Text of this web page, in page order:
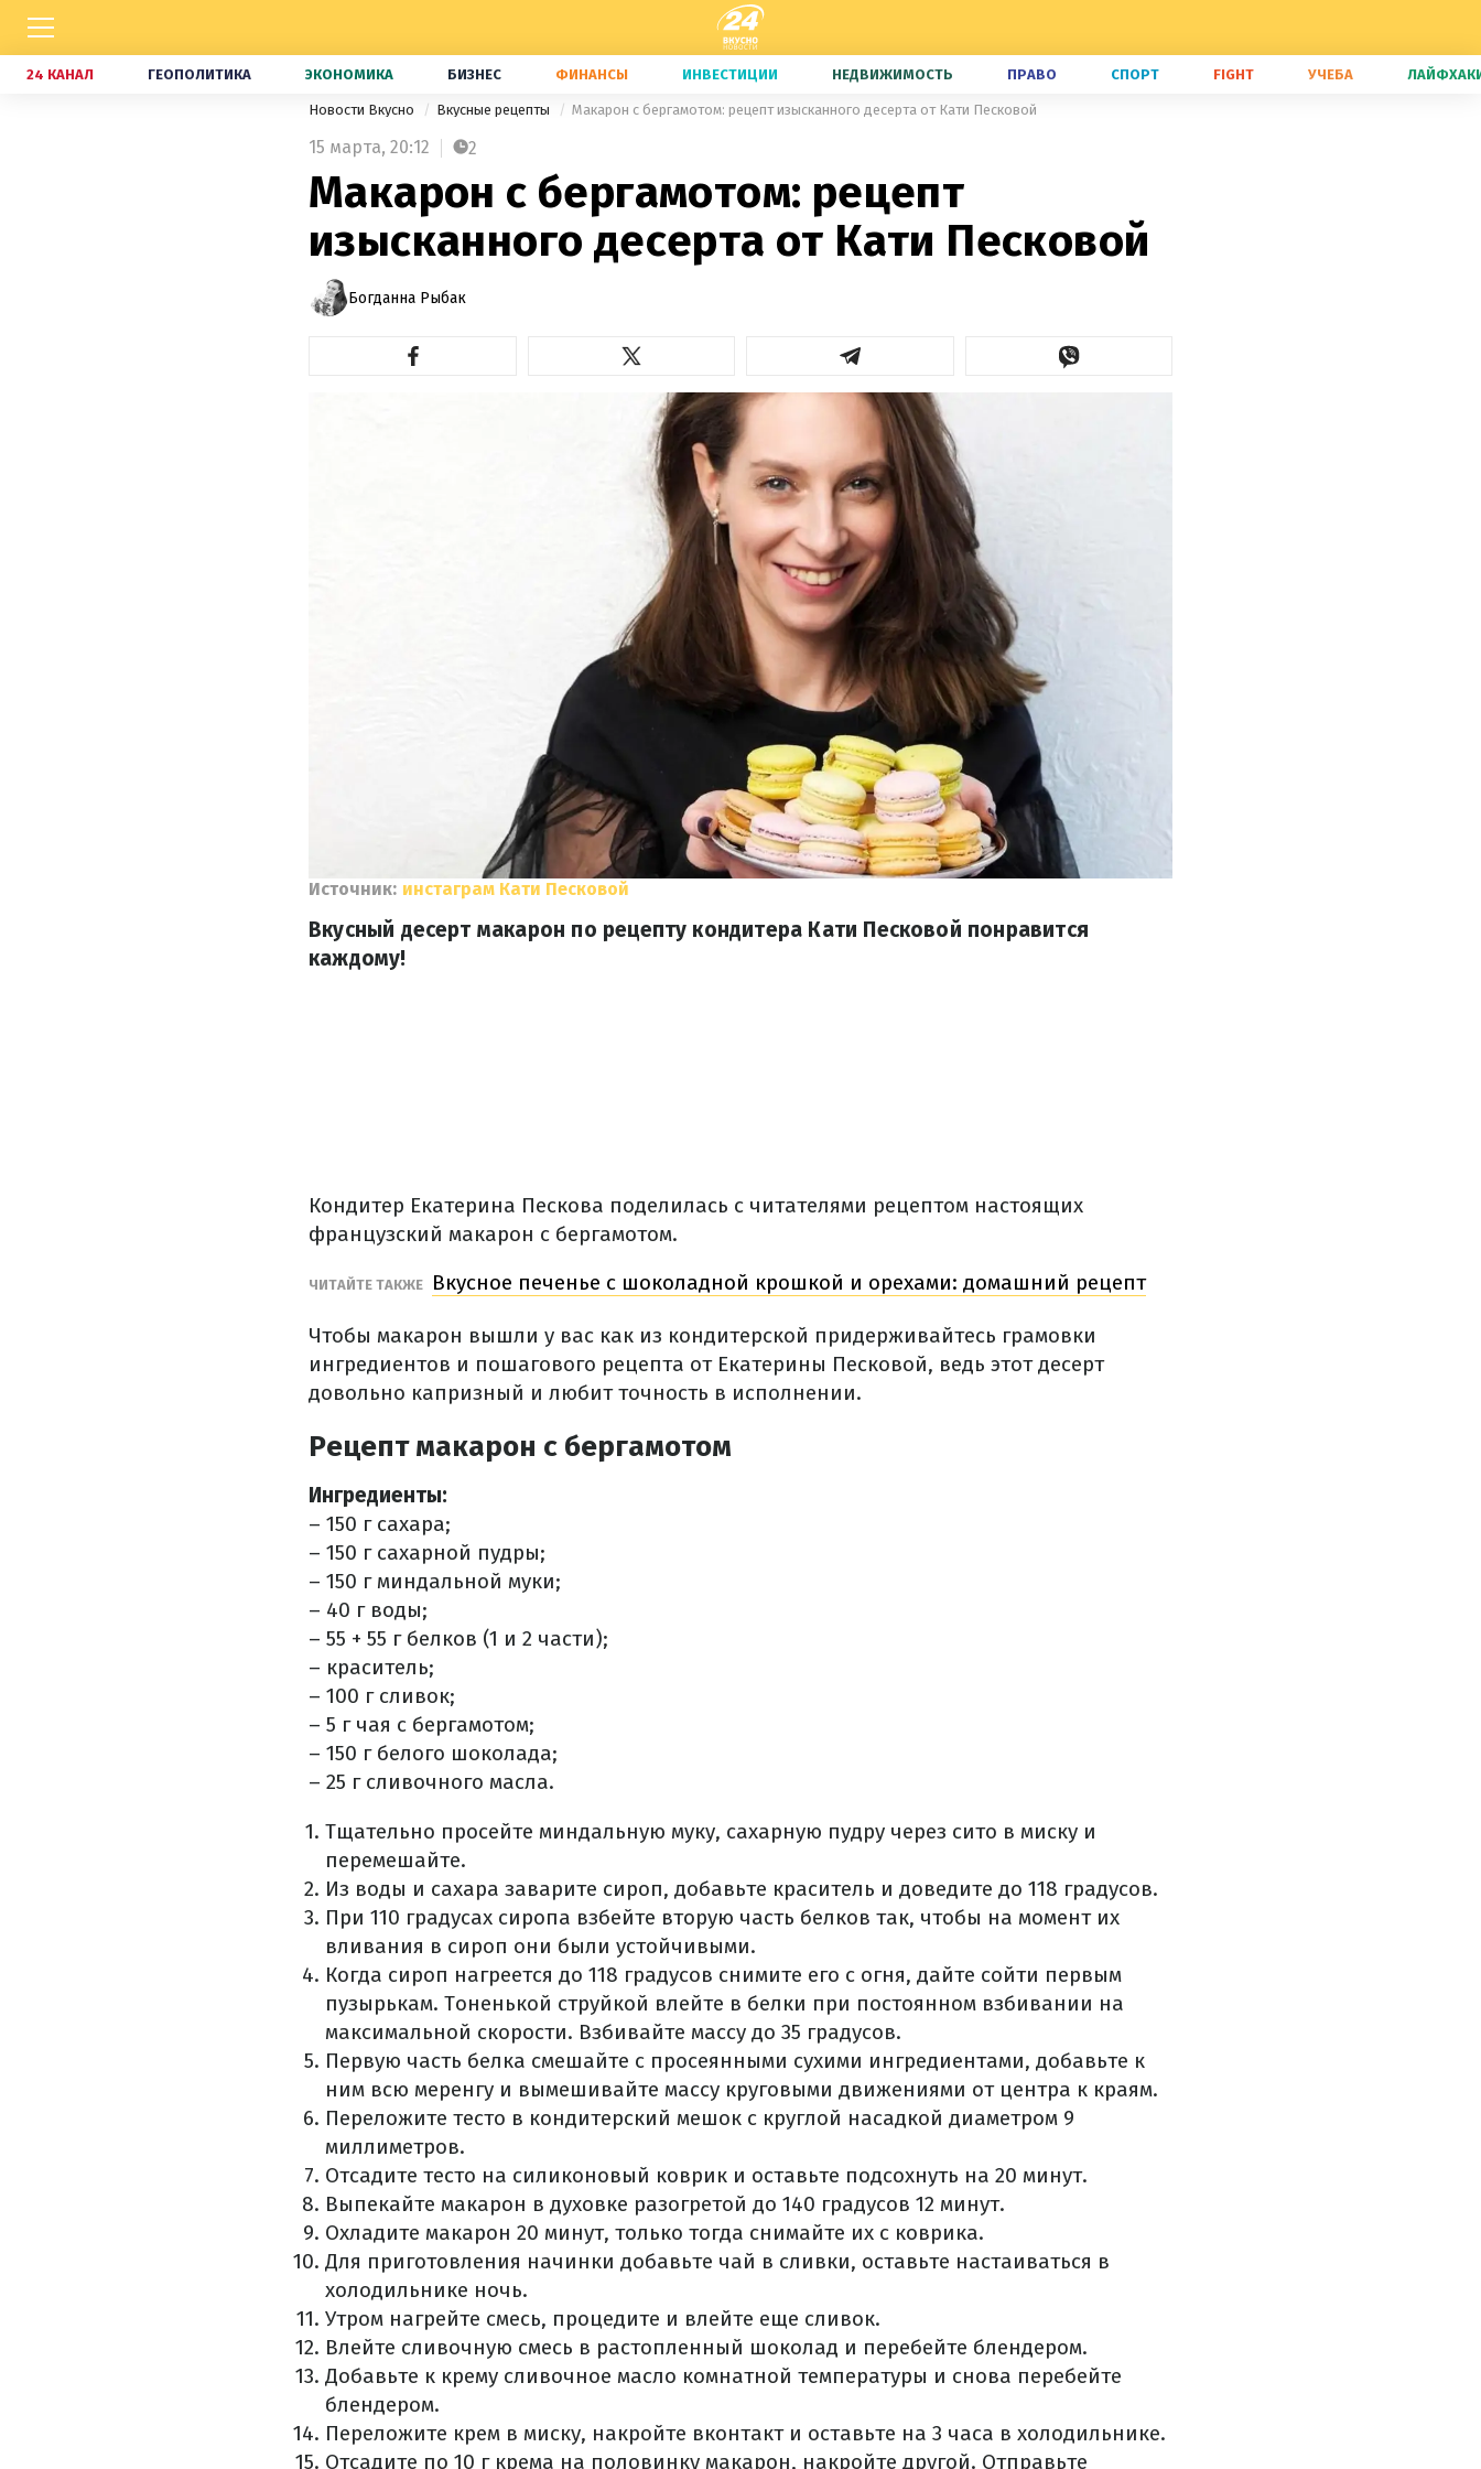
24 КАНАЛ ГЕОПОЛИТИКА ЭКОНОМИКА БИЗНЕС ФИНАНСЫ ИНВЕСТИЦИИ НЕДВИЖИМОСТЬ ПРАВО СПОРТ FIGHT УЧЕБА
Новости Вкусно Вкусные рецепты Макарон с бергамотом: рецепт изысканного десерта от Кати Песковой
15 марта, 20:12 2
Макарон с бергамотом: рецепт
изысканного десерта от Кати Песковой
Богданна Рыбак
Источник: инстаграм Кати Песковой
Вкусный десерт макарон по рецепту кондитера Кати Песковой понравится
каждому!
Кондитер Екатерина Пескова поделилась с читателями рецептом настоящих
французский макарон с бергамотом.
ЧИТАЙТЕ ТАКЖЕ Вкусное печенье с шоколадной крошкой и орехами: домашний рецепт
Чтобы макарон вышли у вас как из кондитерской придерживайтесь грамовки
ингредиентов и пошагового рецепта от Екатерины Песковой, ведь этот десерт
довольно капризный и любит точность в исполнении.
Рецепт макарон с бергамотом
Ингредиенты:
– 150 г сахара;
– 150 г сахарной пудры;
– 150 г миндальной муки;
– 40 г воды;
– 55 + 55 г белков (1 и 2 части);
– краситель;
– 100 г сливок;
– 5 г чая с бергамотом;
– 150 г белого шоколада;
– 25 г сливочного масла.
Тщательно просейте миндальную муку, сахарную пудру через сито в миску и
перемешайте.
Из воды и сахара заварите сироп, добавьте краситель и доведите до 118 градусов.
При 110 градусах сиропа взбейте вторую часть белков так, чтобы на момент их
вливания в сироп они были устойчивыми.
Когда сироп нагреется до 118 градусов снимите его с огня, дайте сойти первым
пузырькам. Тоненькой струйкой влейте в белки при постоянном взбивании на
максимальной скорости. Взбивайте массу до 35 градусов.
Первую часть белка смешайте с просеянными сухими ингредиентами, добавьте к
ним всю меренгу и вымешивайте массу круговыми движениями от центра к краям.
Переложите тесто в кондитерский мешок с круглой насадкой диаметром 9
миллиметров.
Отсадите тесто на силиконовый коврик и оставьте подсохнуть на 20 минут.
Выпекайте макарон в духовке разогретой до 140 градусов 12 минут.
Охладите макарон 20 минут, только тогда снимайте их с коврика.
Для приготовления начинки добавьте чай в сливки, оставьте настаиваться в
холодильнике ночь.
Утром нагрейте смесь, процедите и влейте еще сливок.
Влейте сливочную смесь в растопленный шоколад и перебейте блендером.
Добавьте к крему сливочное масло комнатной температуры и снова перебейте
блендером.
Переложите крем в миску, накройте вконтакт и оставьте на 3 часа в холодильнике.
Отсадите по 10 г крема на половинку макарон, накройте другой. Отправьте